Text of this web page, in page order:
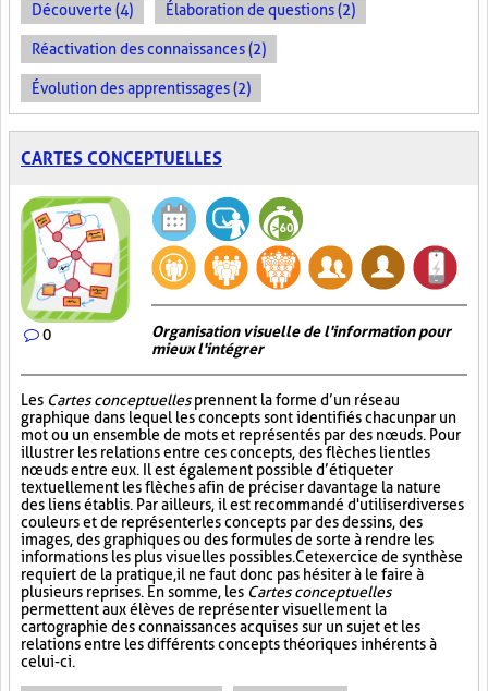
Découverte (4) Élaboration de questions (2)
Réactivation des connaissances (2)
Évolution des apprentissages (2)
CARTES CONCEPTUELLES
0
Organisation visuelle de l'information pour
mieux l'intégrer
Les Cartes conceptuellesprennent la forme d’un réseau
graphique dans lequel les concepts sont identifiés chacun par un
mot ou un ensemble de mots et représentés par des nœuds. Pour
illustrer les relations entre ces concepts, des flèches lient les
nœuds entre eux. Il est également possible d’étiqueter
textuellement les flèches afin de préciser davantage la nature
des liens établis. Par ailleurs, il est recommandé d'utiliser diverses
couleurs et de représenter les concepts par des dessins, des
images, des graphiques ou des formules de sorte à rendre les
informations les plus visuelles possibles. Cet exercice de synthèse
requiert de la pratique, il ne faut donc pas hésiter à le faire à
plusieurs reprises. En somme, les Cartes conceptuelles
permettent aux élèves de représenter visuellement la
cartographie des connaissances acquises sur un sujet et les
relations entre les différents concepts théoriques inhérents à
celui-ci.